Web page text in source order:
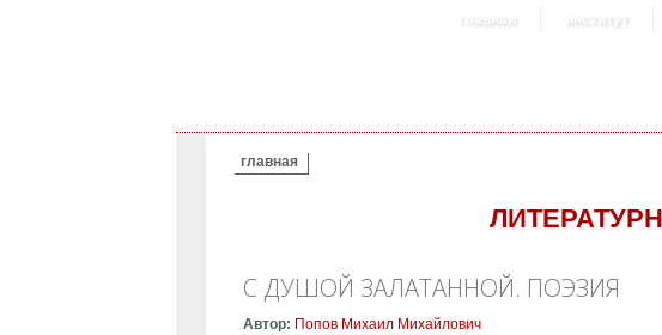
главная институт
ВЫ ЗДЕСЬ
главная
С ДУШОЙ ЗАЛАТАННОЙ. ПОЭЗИЯ
Автор: Попов Михаил Михайлович